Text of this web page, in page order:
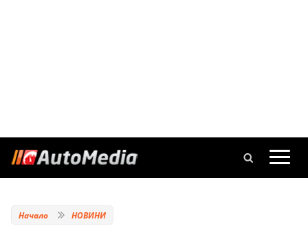
Начало НОВИНИ